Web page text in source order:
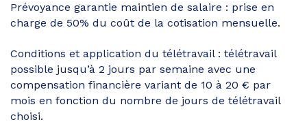
Prévoyance garantie maintien de salaire : prise en
charge de 50% du coût de la cotisation mensuelle.
Conditions et application du télétravail : télétravail
possible jusqu’à 2 jours par semaine avec une
compensation financière variant de 10 à 20 € par
mois en fonction du nombre de jours de télétravail
choisi.